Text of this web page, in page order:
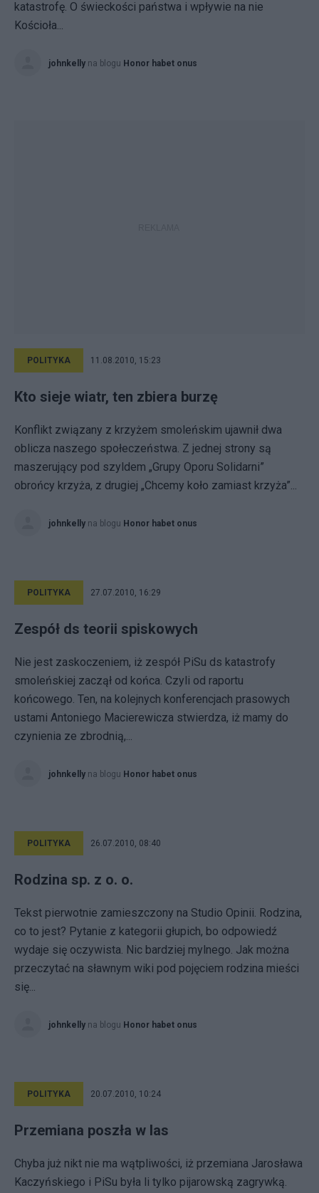
katastrofę. O świeckości państwa i wpływie na nie
Kościoła...
johnkelly na blogu Honor habet onus
POLITYKA 11.08.2010, 15:23
Kto sieje wiatr, ten zbiera burzę
Konflikt związany z krzyżem smoleńskim ujawnił dwa
oblicza naszego społeczeństwa. Z jednej strony są
maszerujący pod szyldem „Grupy Oporu Solidarni”
obrońcy krzyża, z drugiej „Chcemy koło zamiast krzyża”...
johnkelly na blogu Honor habet onus
POLITYKA 27.07.2010, 16:29
Zespół ds teorii spiskowych
Nie jest zaskoczeniem, iż zespół PiSu ds katastrofy
smoleńskiej zaczął od końca. Czyli od raportu
końcowego. Ten, na kolejnych konferencjach prasowych
ustami Antoniego Macierewicza stwierdza, iż mamy do
czynienia ze zbrodnią,...
johnkelly na blogu Honor habet onus
POLITYKA 26.07.2010, 08:40
Rodzina sp. z o. o.
Tekst pierwotnie zamieszczony na Studio Opinii. Rodzina,
co to jest? Pytanie z kategorii głupich, bo odpowiedź
wydaje się oczywista. Nic bardziej mylnego. Jak można
przeczytać na sławnym wiki pod pojęciem rodzina mieści
się...
johnkelly na blogu Honor habet onus
POLITYKA 20.07.2010, 10:24
Przemiana poszła w las
Chyba już nikt nie ma wątpliwości, iż przemiana Jarosława
Kaczyńskiego i PiSu była li tylko pijarowską zagrywką.